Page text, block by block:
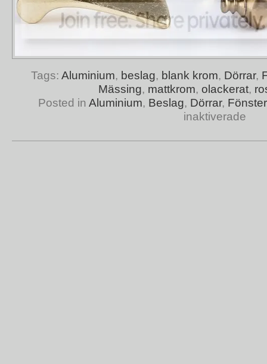
Tags: Aluminium, beslag, blank krom, Dörrar,
Mässing, mattkrom, olackerat,
Posted in Aluminium, Beslag, Dörrar, Fönster
inaktiverade